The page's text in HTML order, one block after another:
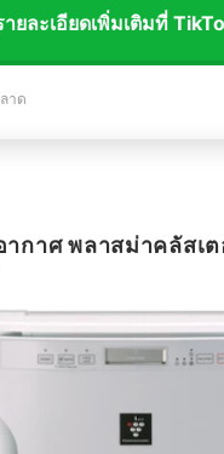
ายละเอียดเพิ่มเติมที่
าด
ากาศ พลาสม่าคลัสเ